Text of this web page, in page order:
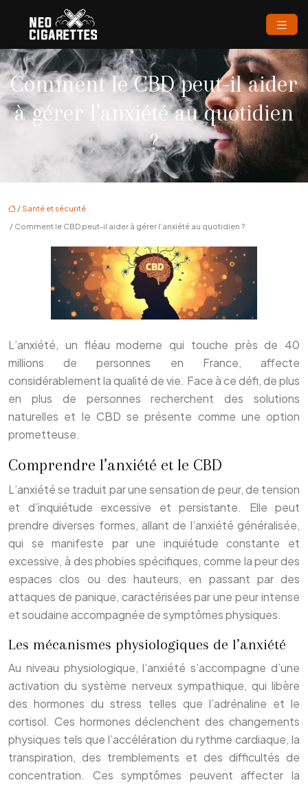
Comment le CBD peut-il aider
à gérer l’anxiété au quotidien
?
/ Santé et sécurité
/ Comment le CBD peut-il aider à gérer l’anxiété au quotidien ?
L’anxiété, un fléau moderne qui touche près de 40
millions de personnes en France, affecte
considérablement la qualité de vie. Face à ce défi, de plus
en plus de personnes recherchent des solutions
naturelles et le CBD se présente comme une option
prometteuse.
Comprendre l’anxiété et le CBD
L’anxiété se traduit par une sensation de peur, de tension
et d’inquiétude excessive et persistante. Elle peut
prendre diverses formes, allant de l’anxiété généralisée,
qui se manifeste par une inquiétude constante et
excessive, à des phobies spécifiques, comme la peur des
espaces clos ou des hauteurs, en passant par des
attaques de panique, caractérisées par une peur intense
et soudaine accompagnée de symptômes physiques.
Les mécanismes physiologiques de l’anxiété
Au niveau physiologique, l’anxiété s’accompagne d’une
activation du système nerveux sympathique, qui libère
des hormones du stress telles que l’adrénaline et le
cortisol. Ces hormones déclenchent des changements
physiques tels que l’accélération du rythme cardiaque, la
transpiration, des tremblements et des difficultés de
concentration. Ces symptômes peuvent affecter la